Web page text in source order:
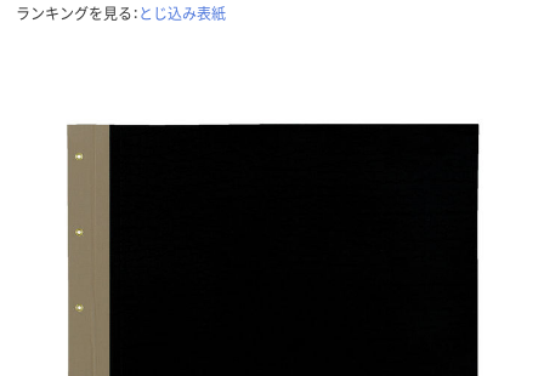
ランキングを見る：とじ込み表紙